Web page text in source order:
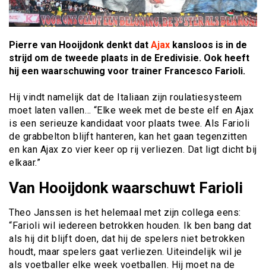
Pierre van Hooijdonk denkt dat Ajax kansloos is in de
strijd om de tweede plaats in de Eredivisie. Ook heeft
hij een waarschuwing voor trainer Francesco Farioli.
Hij vindt namelijk dat de Italiaan zijn roulatiesysteem
moet laten vallen… “Elke week met de beste elf en Ajax
is een serieuze kandidaat voor plaats twee. Als Farioli
de grabbelton blijft hanteren, kan het gaan tegenzitten
en kan Ajax zo vier keer op rij verliezen. Dat ligt dicht bij
elkaar.”
Van Hooijdonk waarschuwt Farioli
Theo Janssen is het helemaal met zijn collega eens:
“Farioli wil iedereen betrokken houden. Ik ben bang dat
als hij dit blijft doen, dat hij de spelers niet betrokken
houdt, maar spelers gaat verliezen. Uiteindelijk wil je
als voetballer elke week voetballen. Hij moet na de